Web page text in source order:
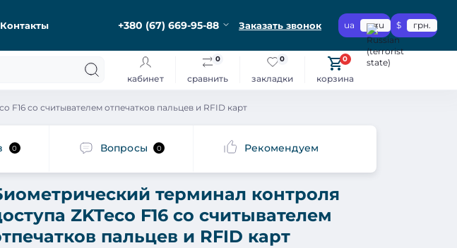
Контакты +380 (67) 669-95-88 Заказать звонок ua ru $ грн.
кабинет сравнить
0
закладки
0
корзина
0
F16 со считывателем отпечатков пальцев и RFID карт
0 Вопросы 0 Рекомендуем
терминал контроля
ZKTeco F16 со считывателем
пальцев и RFID карт